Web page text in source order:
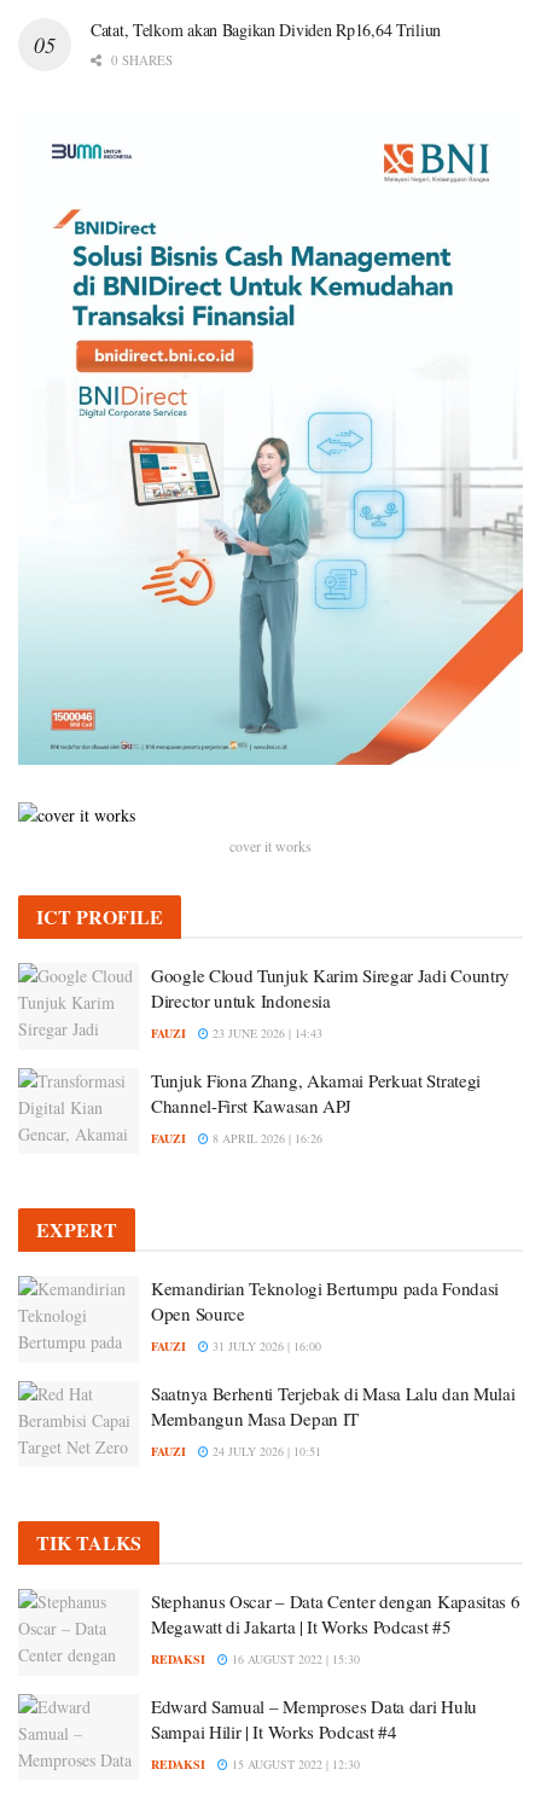
Catat, Telkom akan Bagikan Dividen Rp16,64 Triliun
0 SHARES
cover it works
ICT PROFILE
Google Cloud Tunjuk Karim Siregar Jadi Country
Director untuk Indonesia
FAUZI 23 JUNE 2026 | 14:43
Tunjuk Fiona Zhang, Akamai Perkuat Strategi
Channel-First Kawasan APJ
FAUZI 8 APRIL 2026 | 16:26
EXPERT
Kemandirian Teknologi Bertumpu pada Fondasi
Open Source
FAUZI 31 JULY 2026 | 16:00
Saatnya Berhenti Terjebak di Masa Lalu dan Mulai
Membangun Masa Depan IT
FAUZI 24 JULY 2026 | 10:51
TIK TALKS
Stephanus Oscar – Data Center dengan Kapasitas 6
Megawatt di Jakarta | It Works Podcast #5
REDAKSI 16 AUGUST 2022 | 15:30
Edward Samual – Memproses Data dari Hulu
Sampai Hilir | It Works Podcast #4
REDAKSI 15 AUGUST 2022 | 12:30